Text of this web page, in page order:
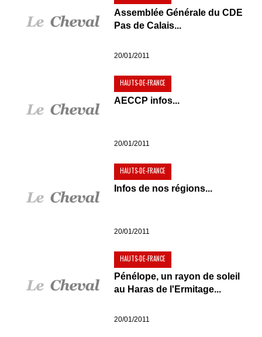
Assemblée Générale du CDE
Pas de Calais...
20/01/2011
HAUTS-DE-FRANCE
AECCP infos...
20/01/2011
HAUTS-DE-FRANCE
Infos de nos régions...
20/01/2011
HAUTS-DE-FRANCE
Pénélope, un rayon de soleil
au Haras de l'Ermitage...
20/01/2011